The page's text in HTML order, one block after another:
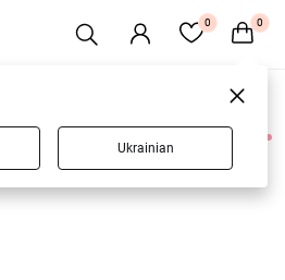
0 0
1 товаров
Ukrainian